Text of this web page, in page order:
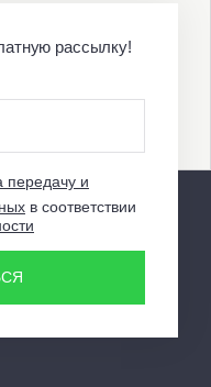
рассылку!
передачу и
в соответствии